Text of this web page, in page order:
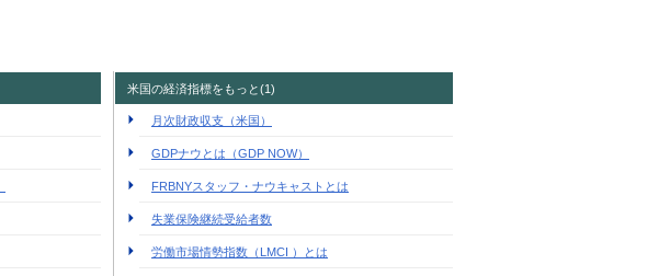
米国の経済指標をもっと(1)
月次財政収支（米国）
GDPナウとは（GDP NOW）
FRBNYスタッフ・ナウキャストとは
失業保険継続受給者数
労働市場情勢指数（LMCI ）とは